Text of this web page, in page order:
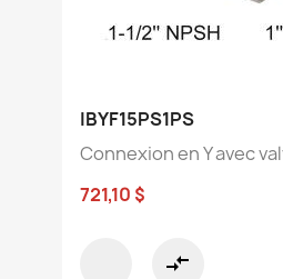
IBYF15PS1PS
Connexion en Y avec
721,10 $
compare_arrows